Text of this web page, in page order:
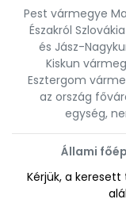
Pest vármegye
Északról
és Jász-
Kiskun
Esztergom
az ország
egység,
Állami
Kérjük, a